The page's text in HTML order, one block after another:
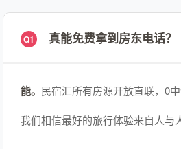
Q1 真能免费拿到房东电话？
能。 民宿汇所有房源开放直联，0
我们相信最好的旅行体验来自人与